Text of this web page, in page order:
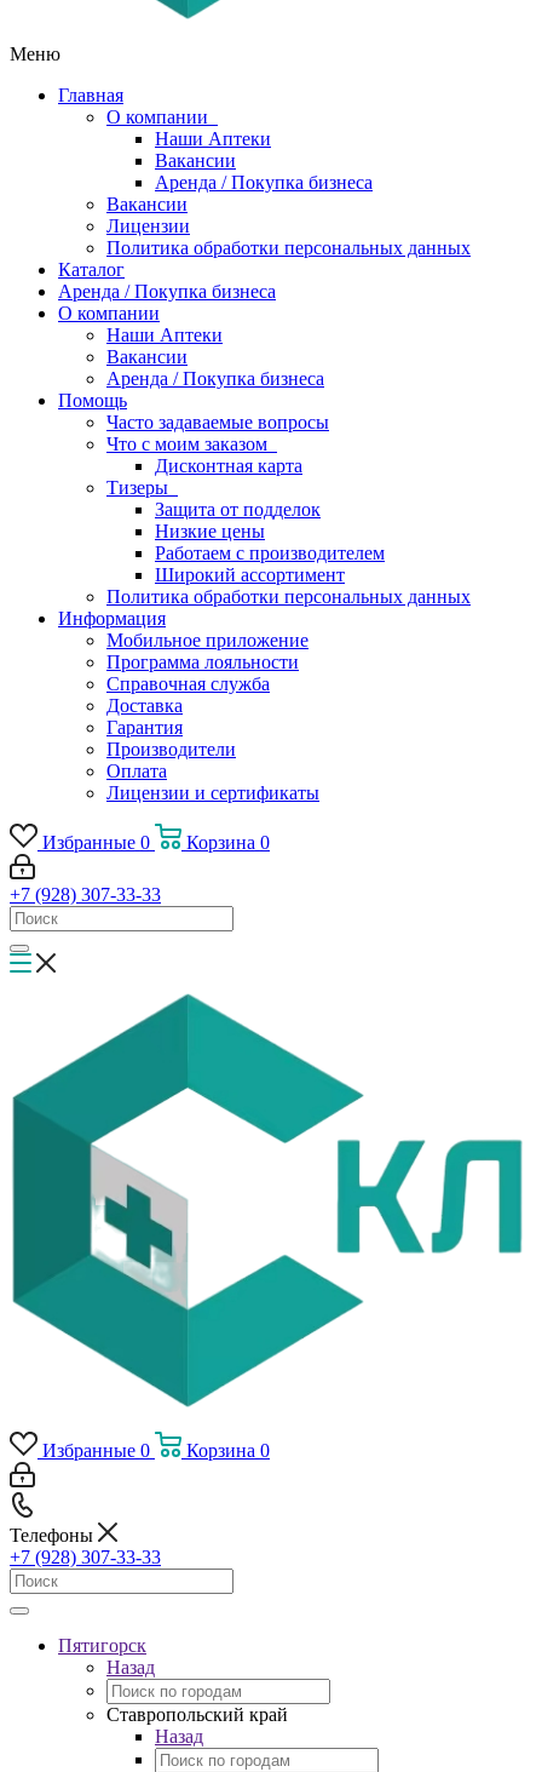
Меню
Главная
О компании
Наши Аптеки
Вакансии
Аренда / Покупка бизнеса
Вакансии
Лицензии
Политика обработки персональных данных
Каталог
Аренда / Покупка бизнеса
О компании
Наши Аптеки
Вакансии
Аренда / Покупка бизнеса
Помощь
Часто задаваемые вопросы
Что с моим заказом
Дисконтная карта
Тизеры
Защита от подделок
Низкие цены
Работаем с производителем
Широкий ассортимент
Политика обработки персональных данных
Информация
Мобильное приложение
Программа лояльности
Справочная служба
Доставка
Гарантия
Производители
Оплата
Лицензии и сертификаты
Избранные 0 Корзина 0
+7 (928) 307-33-33
Избранные 0 Корзина 0
Телефоны
+7 (928) 307-33-33
Пятигорск
Назад
Ставропольский край
Назад